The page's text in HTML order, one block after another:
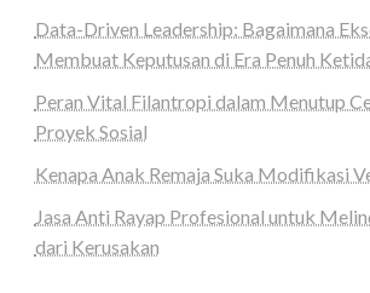
Data-Driven Leadership: Bagaimana
Membuat Keputusan di Era Penuh
Peran Vital Filantropi dalam Menutup
Proyek Sosial
Kenapa Anak Remaja Suka Modifikasi
Jasa Anti Rayap Profesional untuk
dari Kerusakan